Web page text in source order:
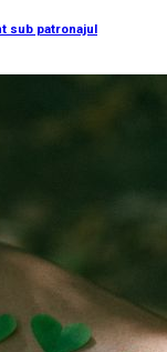
sub patronajul